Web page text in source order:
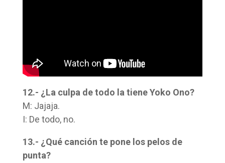
12.- ¿La culpa de todo la tiene Yoko Ono?
M: Jajaja.
I: De todo, no.
13.- ¿Qué canción te pone los pelos de
punta?